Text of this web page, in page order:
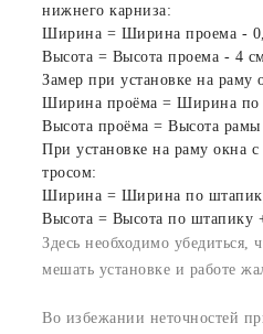
нижнего карниза:
Ширина = Ширина проема -
Высота = Высота проема - 4
Замер при установке на
Ширина проёма = Ширина по
Высота проёма = Высота рамы
При установке на раму окна
тросом:
Ширина = Ширина по
Высота = Высота по штапику
Здесь необходимо убедиться,
мешать установке и работе
Во избежании неточностей